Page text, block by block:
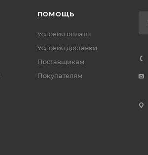
ПОМОЩЬ
Условия оплаты
Условия доставки
Поставщикам
Покупателям